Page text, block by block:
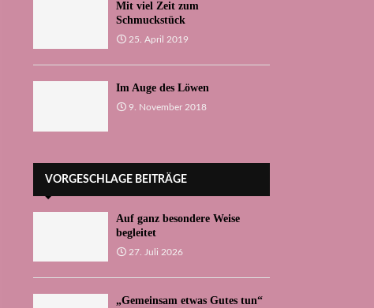
Mit viel Zeit zum
Schmuckstück
25. April 2019
Im Auge des Löwen
9. November 2018
VORGESCHLAGE BEITRÄGE
Auf ganz besondere Weise
begleitet
27. Juli 2026
„Gemeinsam etwas Gutes tun“